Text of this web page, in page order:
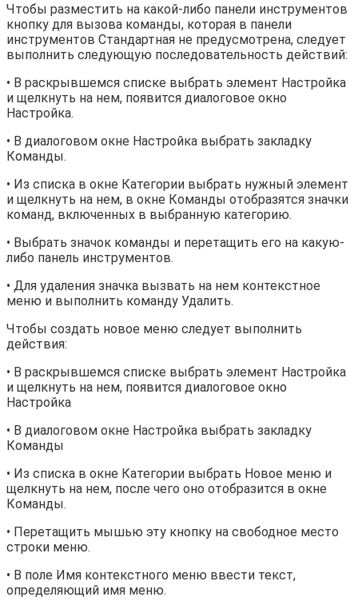
Чтобы разместить на какой-либо панели инструментов
кнопку для вызова команды, которая в панели
инструментов Стандартная не предусмотрена, следует
выполнить следующую последовательность действий:
• В раскрывшемся списке выбрать элемент Настройка
и щелкнуть на нем, появится диалоговое окно
Настройка.
• В диалоговом окне Настройка выбрать закладку
Команды.
• Из списка в окне Категории выбрать нужный элемент
и щелкнуть на нем, в окне Команды отобразятся значки
команд, включенных в выбранную категорию.
• Выбрать значок команды и перетащить его на какую-
либо панель инструментов.
• Для удаления значка вызвать на нем контекстное
меню и выполнить команду Удалить.
Чтобы создать новое меню следует выполнить
действия:
• В раскрывшемся списке выбрать элемент Настройка
и щелкнуть на нем, появится диалоговое окно
Настройка
• В диалоговом окне Настройка выбрать закладку
Команды
• Из списка в окне Категории выбрать Новое меню и
щелкнуть на нем, после чего оно отобразится в окне
Команды.
• Перетащить мышью эту кнопку на свободное место
строки меню.
• В поле Имя контекстного меню ввести текст,
определяющий имя меню.